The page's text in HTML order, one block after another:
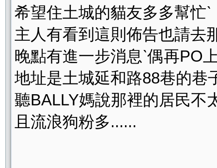
希望住土城的貓友多多幫忙ˋ
主人有看到這則佈告也請去
晚點有進一步消息ˋ偶再PO
地址是土城延和路88巷的巷
聽BALLY媽說那裡的居民不
且流浪狗粉多......